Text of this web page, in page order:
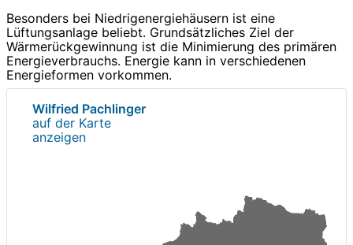
Besonders bei Niedrigenergiehäusern ist eine
Lüftungsanlage beliebt. Grundsätzliches Ziel der
Wärmerückgewinnung ist die Minimierung des primären
Energieverbrauchs. Energie kann in verschiedenen
Energieformen vorkommen.
Wilfried Pachlinger
auf der Karte
anzeigen